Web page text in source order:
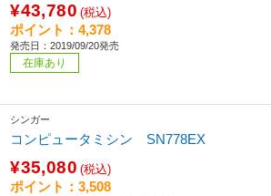
¥43,780 (税込)
ポイント：4,378
発売日：2019/09/20発売
在庫あり
シンガー
コンピュータミシン SN778EX
¥35,080 (税込)
ポイント：3,508